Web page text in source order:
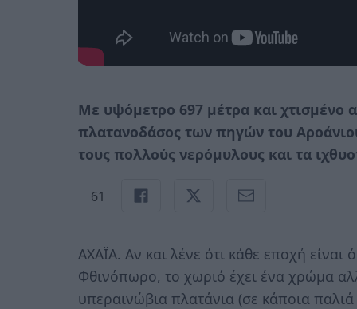
Με υψόμετρο 697 μέτρα και
πλατανοδάσος των πηγών του
τους πολλούς νερόμυλους και τα
61
ΑΧΑΪΑ. Αν και λένε ότι κάθε εποχή είναι
Φθινόπωρο, το χωριό έχει ένα χρώμα
υπεραινώβια πλατάνια (σε κάποια